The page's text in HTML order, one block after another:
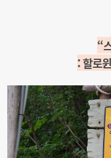
“
: 할로